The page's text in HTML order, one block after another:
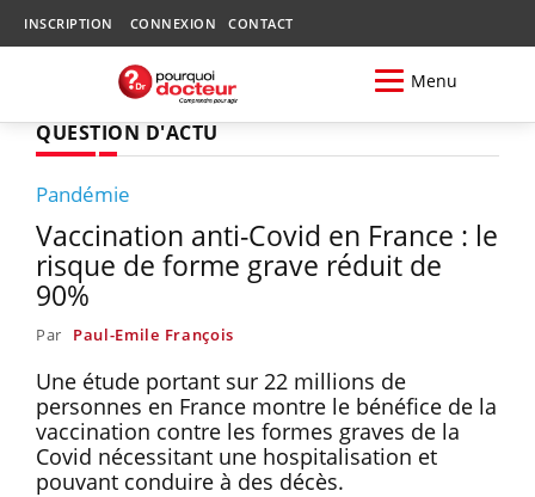
INSCRIPTION CONNEXION CONTACT
Menu
QUESTION D'ACTU
Pandémie
Vaccination anti-Covid en France : le
risque de forme grave réduit de
90%
Par Paul-Emile François
Une étude portant sur 22 millions de
personnes en France montre le bénéfice de la
vaccination contre les formes graves de la
Covid nécessitant une hospitalisation et
pouvant conduire à des décès.